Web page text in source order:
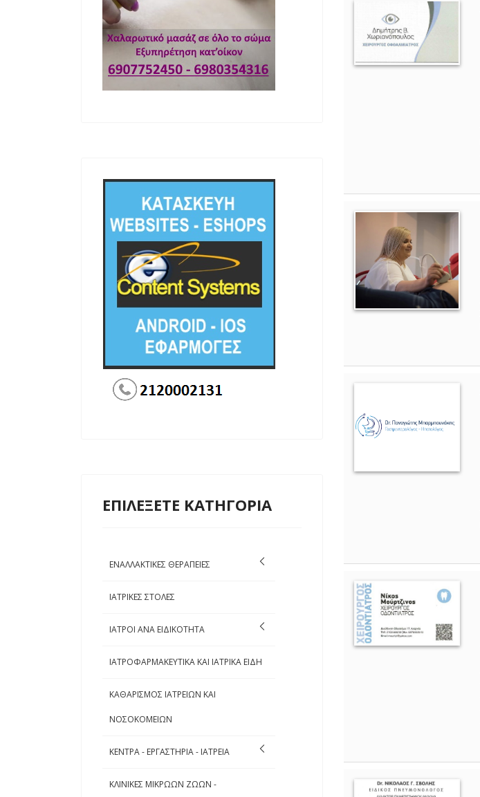
ΕΠΙΛΕΞΕΤΕ ΚΑΤΗΓΟΡΙΑ
ΕΝΑΛΛΑΚΤΙΚΕΣ ΘΕΡΑΠΕΙΕΣ
ΙΑΤΡΙΚΕΣ ΣΤΟΛΕΣ
ΙΑΤΡΟΙ ΑΝΑ ΕΙΔΙΚΟΤΗΤΑ
ΙΑΤΡΟΦΑΡΜΑΚΕΥΤΙΚΑ ΚΑΙ ΙΑΤΡΙΚΑ ΕΙΔΗ
ΚΑΘΑΡΙΣΜΟΣ ΙΑΤΡΕΙΩΝ ΚΑΙ
ΝΟΣΟΚΟΜΕΙΩΝ
ΚΕΝΤΡΑ - ΕΡΓΑΣΤΗΡΙΑ - ΙΑΤΡΕΙΑ
ΚΛΙΝΙΚΕΣ ΜΙΚΡΩΩΝ ΖΩΩΝ -